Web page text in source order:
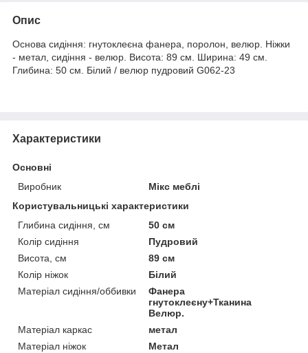
Опис
Основа сидіння: гнутоклеєна фанера, поролон, велюр. Ніжки
- метал, сидіння - велюр. Висота: 89 см. Ширина: 49 см.
Глибина: 50 см. Білий / велюр пудровий G062-23
Характеристики
Основні
Виробник
Мікс меблі
Користувальницькі характеристики
Глибина сидіння, см
50 см
Колір сидіння
Пудровий
Висота, см
89 см
Колір ніжок
Білий
Матеріал сидіння/оббивки
Фанера
гнутоклеєну+Тканина
Велюр.
Матеріал каркас
метал
Матеріал ніжок
Метал